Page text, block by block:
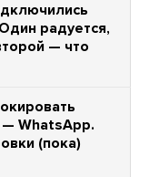
радуется,
— что
WhatsApp.
(пока)